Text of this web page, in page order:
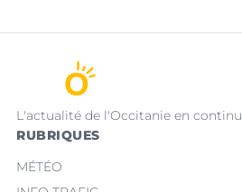
L'actualité de l'Occitanie en continu
RUBRIQUES
MÉTÉO